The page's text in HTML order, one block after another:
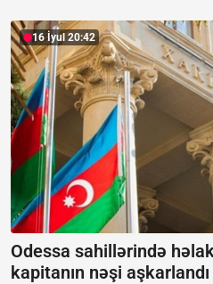
16 İyul 20:42
Odessa sahillərində
kapitanın nəşi aşkarlandı